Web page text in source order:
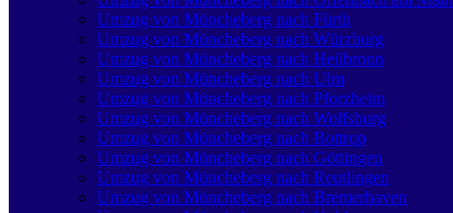
Umzug von Müncheberg nach Fürth
Umzug von Müncheberg nach Würzburg
Umzug von Müncheberg nach Heilbronn
Umzug von Müncheberg nach Ulm
Umzug von Müncheberg nach Pforzheim
Umzug von Müncheberg nach Wolfsburg
Umzug von Müncheberg nach Bottrop
Umzug von Müncheberg nach Göttingen
Umzug von Müncheberg nach Reutlingen
Umzug von Müncheberg nach Bremer­haven